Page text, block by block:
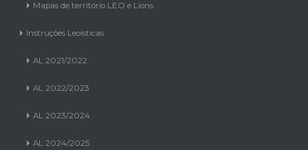
Mapas de território LEO e Lions
Instruções Leoísticas
AL 2021/2022
AL 2022/2023
AL 2023/2024
AL 2024/2025